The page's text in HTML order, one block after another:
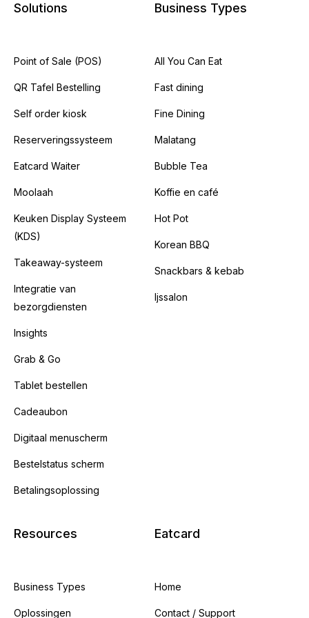
Solutions
Point of Sale (POS)
QR Tafel Bestelling
Self order kiosk
Reserveringssysteem
Eatcard Waiter
Moolaah
Keuken Display Systeem
(KDS)
Takeaway-systeem
Integratie van
bezorgdiensten
Insights
Grab & Go
Tablet bestellen
Cadeaubon
Digitaal menuscherm
Bestelstatus scherm
Betalingsoplossing
Business Types
All You Can Eat
Fast dining
Fine Dining
Malatang
Bubble Tea
Koffie en café
Hot Pot
Korean BBQ
Snackbars & kebab
Ijssalon
Resources
Business Types
Oplossingen
Eatcard
Home
Contact / Support